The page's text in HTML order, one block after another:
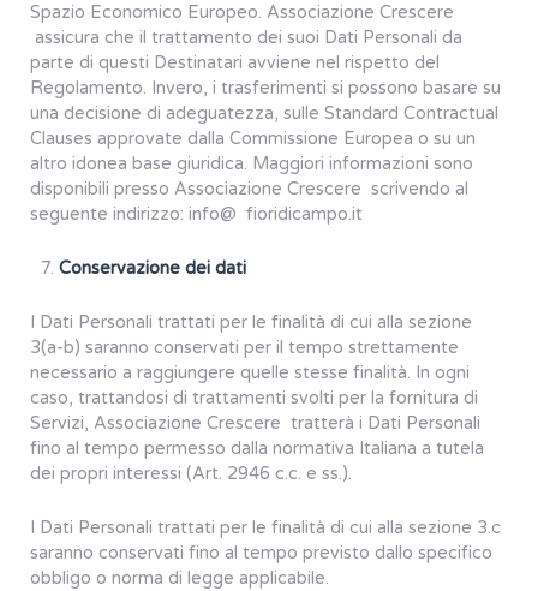
Spazio Economico Europeo. Associazione Crescere
assicura che il trattamento dei suoi Dati Personali da
parte di questi Destinatari avviene nel rispetto del
Regolamento. Invero, i trasferimenti si possono basare su
una decisione di adeguatezza, sulle Standard Contractual
Clauses approvate dalla Commissione Europea o su un
altro idonea base giuridica. Maggiori informazioni sono
disponibili presso Associazione Crescere scrivendo al
seguente indirizzo: info@ fioridicampo.it
Conservazione dei dati
I Dati Personali trattati per le finalità di cui alla sezione
3(a-b) saranno conservati per il tempo strettamente
necessario a raggiungere quelle stesse finalità. In ogni
caso, trattandosi di trattamenti svolti per la fornitura di
Servizi, Associazione Crescere tratterà i Dati Personali
fino al tempo permesso dalla normativa Italiana a tutela
dei propri interessi (Art. 2946 c.c. e ss.).
I Dati Personali trattati per le finalità di cui alla sezione 3.c
saranno conservati fino al tempo previsto dallo specifico
obbligo o norma di legge applicabile.